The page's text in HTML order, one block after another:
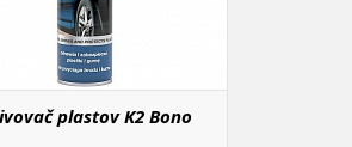
plastov K2 Bono